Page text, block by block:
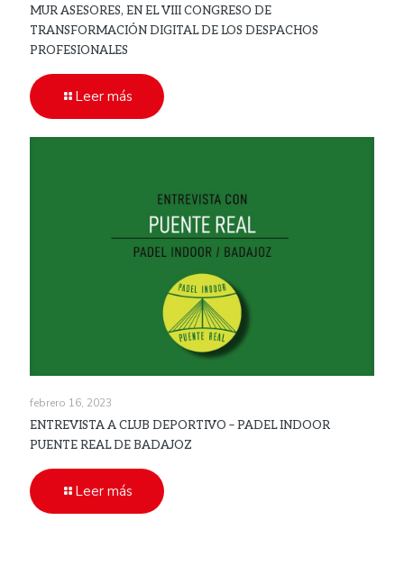
MUR ASESORES, EN EL VIII CONGRESO DE
TRANSFORMACIÓN DIGITAL DE LOS DESPACHOS
PROFESIONALES
Leer más
febrero 16, 2023
ENTREVISTA A CLUB DEPORTIVO – PADEL INDOOR
PUENTE REAL DE BADAJOZ
Leer más